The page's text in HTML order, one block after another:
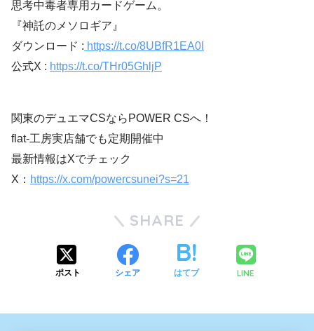
思考中毒者専用カードゲーム。
『神託のメソロギア』
ダウンロード : https://t.co/8UBfR1EA0I
公式X : https://t.co/THr05GhljP
関東のデュエマCSならPOWER CSへ！
flat-工房実店舗でも定期開催中
最新情報はXでチェック
X： https://x.com/powercsunei?s=21
SHARE
ポスト シェア はてブ LINE